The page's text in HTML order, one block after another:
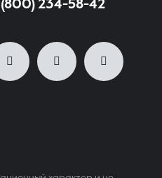
234-58-42